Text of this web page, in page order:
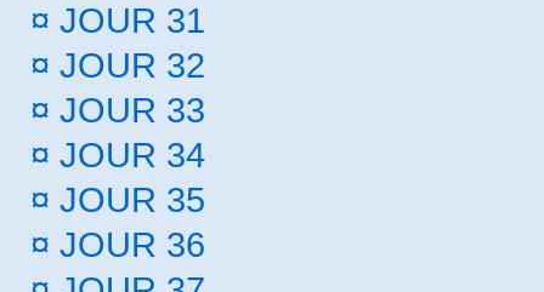
¤ JOUR 31
¤ JOUR 32
¤ JOUR 33
¤ JOUR 34
¤ JOUR 35
¤ JOUR 36